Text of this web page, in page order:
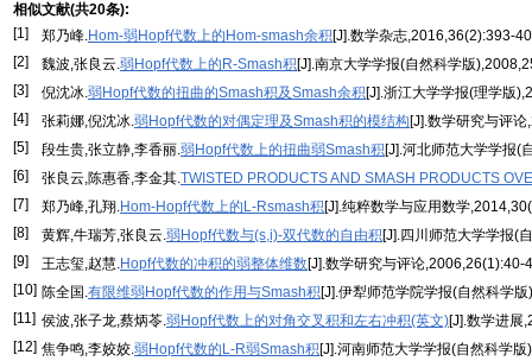
相似文献(共20条):
[1]
郑乃峰.Hom-弱Hopf代数上的Hom-smash余积[J].数学杂志,2016,36(2):393-
[2]
魏波,张良云.弱Hopf代数上的R-Smash积[J].南京大学学报(自然科学版
[3]
倪沈冰.弱Hopf代数的扭曲的Smash积及Smash余积[J].浙江大学学报(理学版
[4]
张莉娜,倪沈冰.弱Hopf代数的对偶定理及Smash积的模结构[J].数学研究与评
[5]
段生贵,张立静,李香丽.弱Hopf代数上的扭曲弱Smash积[J].河北师范大学学报(
[6]
张良云,陈惠香,李金其.TWISTED PRODUCTS AND SMASH PRODUCTS
[7]
郑乃峰,孔翔.Hom-Hopf代数上的L-Rsmash积[J].纯粹数学与应用数学
[8]
黄辉,牛瑞芳,张良云.弱Hopf代数与(s,i)-双代数的自由积[J].四川师范大学学报(
[9]
王志玺,赵慧.Hopf代数的冲积的弱整体维数[J].数学研究与评论,2006,26(1):40-
[10] 陈全国.有限维弱Hopf代数的作用与Smash积[J].伊犁师范学院学报(自然科学
[11] 侯波,张子龙,蔡炳苓.弱Hopf代数上的对角交叉积和左右冲积(英文)[J].数学进展
[12] 焦争鸣,李姣姣.弱Hopf代数的L-R弱Smash积[J].河南师范大学学报(自然科学